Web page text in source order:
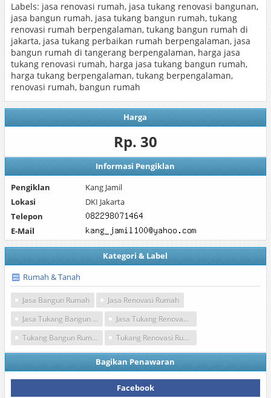
Labels: jasa renovasi rumah, jasa tukang renovasi bangunan,
jasa bangun rumah, jasa tukang bangun rumah, tukang
renovasi rumah berpengalaman, tukang bangun rumah di
jakarta, jasa tukang perbaikan rumah berpengalaman, jasa
bangun rumah di tangerang berpengalaman, harga jasa
tukang renovasi rumah, harga jasa tukang bangun rumah,
harga tukang berpengalaman, tukang berpengalaman,
renovasi rumah, bangun rumah
Harga
Rp. 30
Informasi Pengiklan
Pengiklan
Kang Jamil
Lokasi
DKI Jakarta
Telepon
E-Mail
Kategori & Label
Rumah & Tanah
Jasa Bangun Rumah
Jasa Renovasi Rumah
Jasa Tukang Bangun Rumah
Jasa Tukang Renovasi Bangunan
Tukang Bangun Rumah Di Jakarta
Tukang Renovasi Rumah Berpengalaman
Bagikan Penawaran
Facebook